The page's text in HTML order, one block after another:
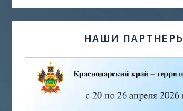
НАШИ ПАРТНЕРЫ